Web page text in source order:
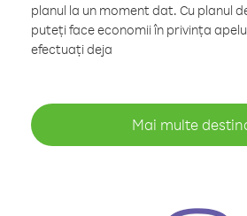
planul la un moment dat. Cu planul
puteți face economii în privința
efectuați deja
Mai multe